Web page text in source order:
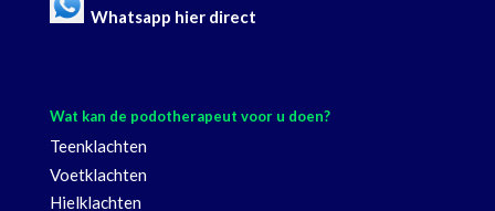
Whatsapp hier direct
Wat kan de podotherapeut voor u doen?
Teenklachten
Voetklachten
Hielklachten